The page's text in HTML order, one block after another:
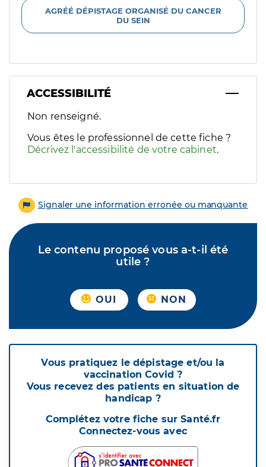
AGRÉÉ DÉPISTAGE ORGANISÉ DU CANCER
DU SEIN
ACCESSIBILITÉ
Filtres
Sélectionnez un ou plusieurs handicaps/besoins
Non renseigné.
Vous êtes le professionnel de cette fiche ?
Décrivez l'accessibilité de votre cabinet.
Signaler une information erronée ou manquante
Le contenu proposé vous a-t-il été
utile ?
OUI NON
Vous pratiquez le dépistage et/ou la
vaccination Covid ?
Vous recevez des patients en situation de
handicap ?
Complétez votre fiche sur Santé.fr
Connectez-vous avec